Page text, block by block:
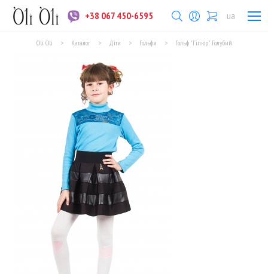
ua
+38 067 450-6595
Oli Oli > Каталог > Діти > Гольфи > Гольф "Гіпюр" Голубий